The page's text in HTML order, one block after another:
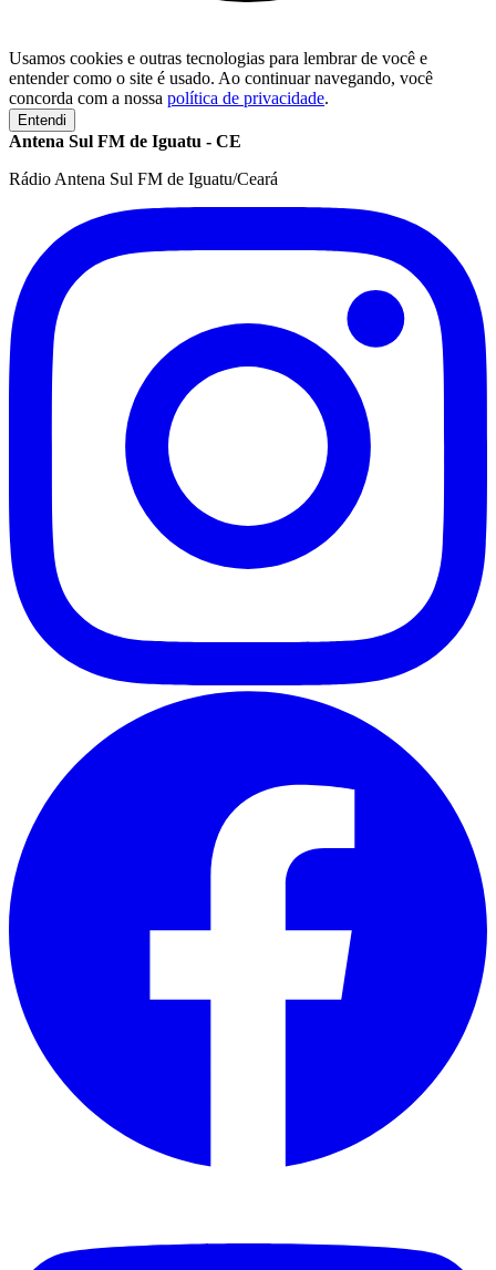
Usamos cookies e outras tecnologias para lembrar de você e
entender como o site é usado. Ao continuar navegando, você
concorda com a nossa política de privacidade.
Entendi
Antena Sul FM de Iguatu - CE
Rádio Antena Sul FM de Iguatu/Ceará